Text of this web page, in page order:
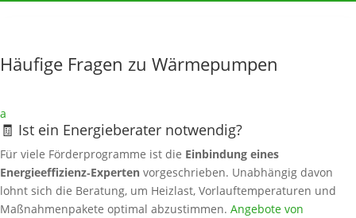
Häufige Fragen zu Wärmepumpen
a
🧾 Ist ein Energieberater notwendig?
Für viele Förderprogramme ist die Einbindung eines
Energieeffizienz‑Experten vorgeschrieben. Unabhängig davon
lohnt sich die Beratung, um Heizlast, Vorlauftemperaturen und
Maßnahmenpakete optimal abzustimmen. Angebote von